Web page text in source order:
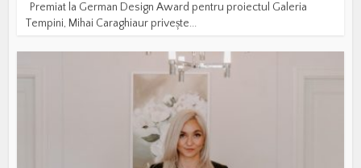
Premiat la German Design Award pentru proiectul Galeria
Tempini, Mihai Caraghiaur privește...